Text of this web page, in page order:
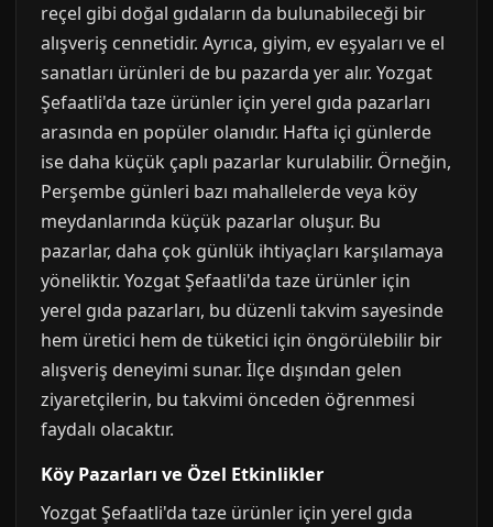
reçel gibi doğal gıdaların da bulunabileceği bir
alışveriş cennetidir. Ayrıca, giyim, ev eşyaları ve el
sanatları ürünleri de bu pazarda yer alır. Yozgat
Şefaatli'da taze ürünler için yerel gıda pazarları
arasında en popüler olanıdır. Hafta içi günlerde
ise daha küçük çaplı pazarlar kurulabilir. Örneğin,
Perşembe günleri bazı mahallelerde veya köy
meydanlarında küçük pazarlar oluşur. Bu
pazarlar, daha çok günlük ihtiyaçları karşılamaya
yöneliktir. Yozgat Şefaatli'da taze ürünler için
yerel gıda pazarları, bu düzenli takvim sayesinde
hem üretici hem de tüketici için öngörülebilir bir
alışveriş deneyimi sunar. İlçe dışından gelen
ziyaretçilerin, bu takvimi önceden öğrenmesi
faydalı olacaktır.
Köy Pazarları ve Özel Etkinlikler
Yozgat Şefaatli'da taze ürünler için yerel gıda